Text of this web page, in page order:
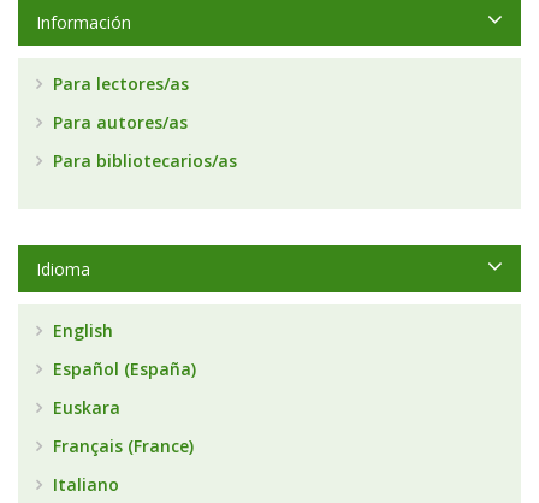
Información
Para lectores/as
Para autores/as
Para bibliotecarios/as
Idioma
English
Español (España)
Euskara
Français (France)
Italiano